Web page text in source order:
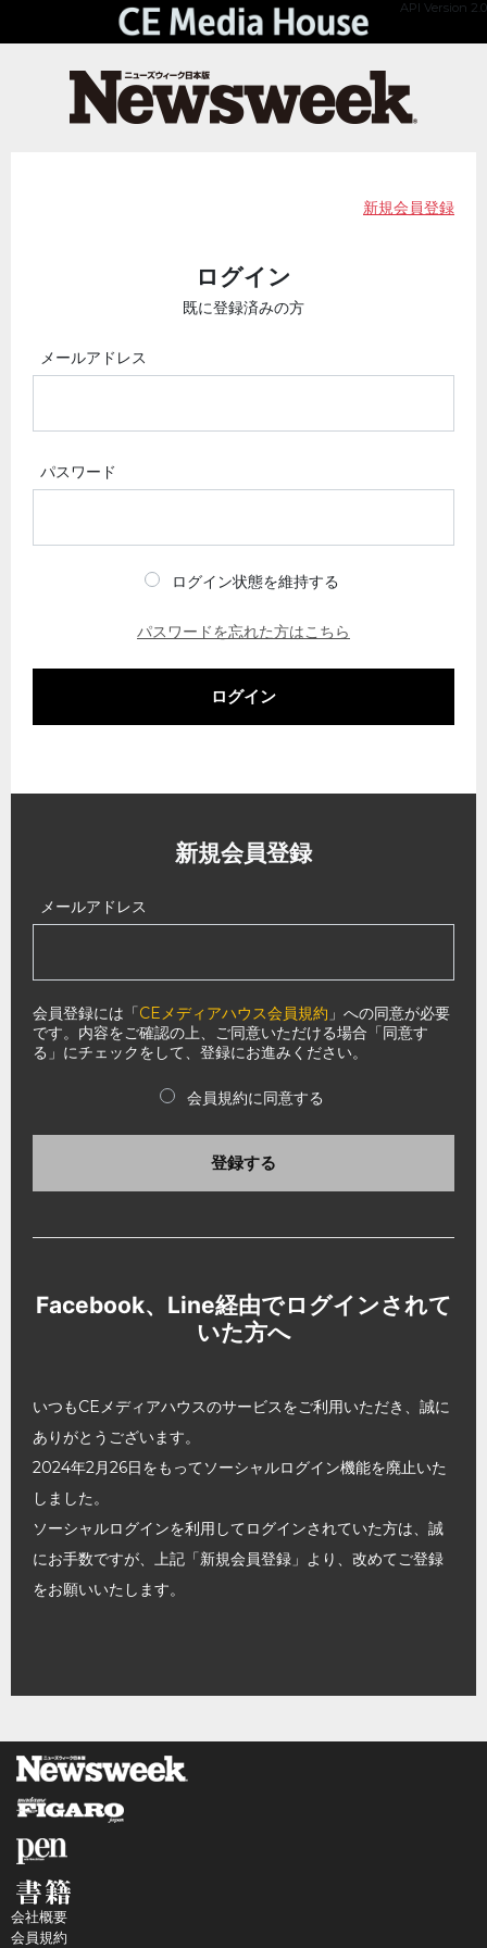
API Version 2.0
新規会員登録
ログイン
既に登録済みの方
メールアドレス
パスワード
ログイン状態を維持する
パスワードを忘れた方はこちら
ログイン
新規会員登録
メールアドレス
会員登録には「CEメディアハウス会員規約 」への同意が必要
です。内容をご確認の上、ご同意いただける場合「同意す
る」にチェックをして、登録にお進みください。
会員規約に同意する
登録する
Facebook、Line経由でログインされて
いた方へ
いつもCEメディアハウスのサービスをご利用いただき、誠に
ありがとうございます。
2024年2月26日をもってソーシャルログイン機能を廃止いた
しました。
ソーシャルログインを利用してログインされていた方は、誠
にお手数ですが、上記「新規会員登録」より、改めてご登録
をお願いいたします。
会社概要
会員規約